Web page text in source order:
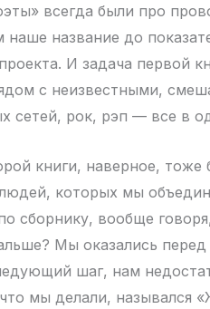
всегда были про
наше название до
И задача первой
с неизвестными,
сетей, рок, рэп — все в
книги, наверное,
которых мы
сборнику, вообще
Мы оказались
шаг, нам
мы делали, назывался